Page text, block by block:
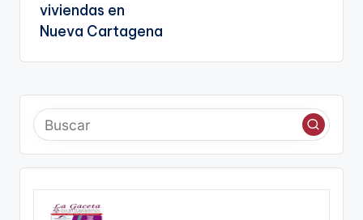
viviendas en
Nueva Cartagena